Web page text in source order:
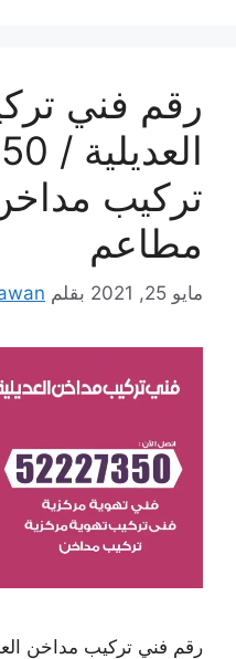
رقم فني
تركيب
مطاعم
مايو 25, 2021 بقلم
رقم فني تركيب مداخن